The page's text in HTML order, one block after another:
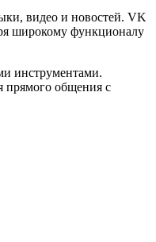
видео и новостей. VK
широкому функционалу
инструментами.
прямого общения с